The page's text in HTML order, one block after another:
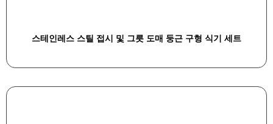
스테인레스 스틸 접시 및 그릇 도매 둥근 구형 식기 세트